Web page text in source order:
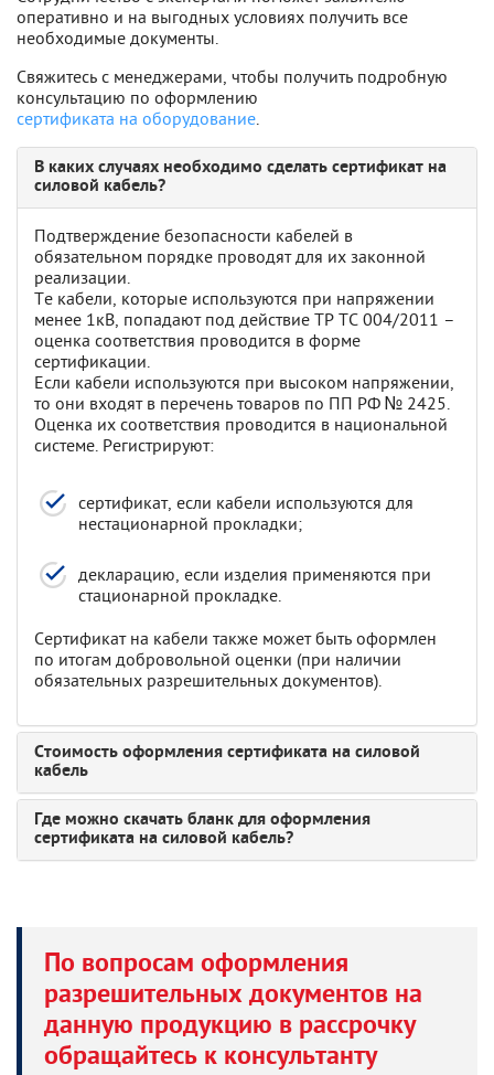
оперативно и на выгодных условиях получить все
необходимые документы.
Свяжитесь с менеджерами, чтобы получить подробную
консультацию по оформлению
сертификата на оборудование
В каких случаях необходимо сделать сертификат на
силовой кабель?
Подтверждение безопасности кабелей в
обязательном порядке проводят для их законной
реализации.
Те кабели, которые используются при напряжении
менее 1кВ, попадают под действие ТР ТС 004/2011 –
оценка соответствия проводится в форме
сертификации.
Если кабели используются при высоком напряжении,
то они входят в перечень товаров по ПП РФ № 2425.
Оценка их соответствия проводится в национальной
системе. Регистрируют:
сертификат, если кабели используются для
нестационарной прокладки;
декларацию, если изделия применяются при
стационарной прокладке.
Сертификат на кабели также может быть оформлен
по итогам добровольной оценки (при наличии
обязательных разрешительных документов).
Стоимость оформления сертификата на силовой
кабель
Где можно скачать бланк для оформления
сертификата на силовой кабель?
По вопросам оформления
разрешительных документов на
данную продукцию в рассрочку
обращайтесь к консультанту